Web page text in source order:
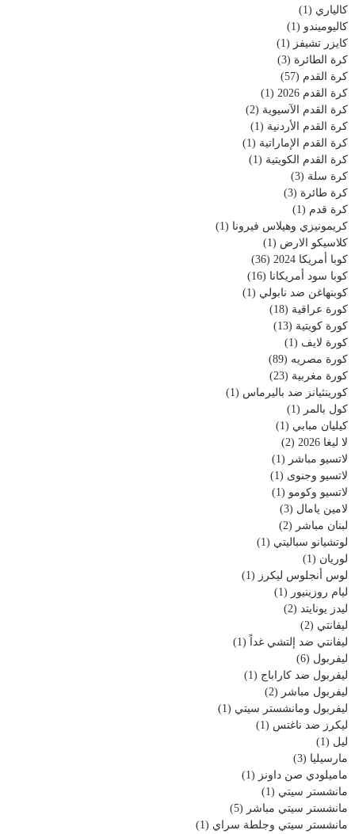
كالياري (1)
كاليوميندو (1)
كايزر تشيفز (1)
كرة الطائرة (3)
كرة القدم (57)
كرة القدم 2026
(1)
كرة القدم الآسيوية (2)
كرة القدم الأردنية (1)
كرة القدم الإماراتية (1)
كرة القدم الكويتية (1)
كرة سلة (3)
كرة طائرة (3)
كرة قدم (1)
كريمونيزي وهيلاس فيرونا (1)
كلاسيكو الارض (1)
كوبا أمريكا 2024
(36)
كوبا سود أمريكانا (16)
كوبنهاغن ضد نابولي (1)
كورة عراقية (18)
كورة كويتية (13)
كورة لايف (1)
كورة مصريه (89)
كورة مغربية (23)
كورينثيانز ضد باليرماس (1)
كول بالمر (1)
كيليان مبابي (1)
لا ليغا 2026
(2)
لاتسيو مباشر (1)
لاتسيو وجنوى (1)
لاتسيو وكومو (1)
لامين يامال (3)
لبنان مباشر (2)
لوتشيانو سباليتي (1)
لوريان (1)
لوس أنجلوس ليكرز (1)
ليام روزينيور (1)
ليدز يونايتد (2)
ليفانتي (2)
ليفانتي ضد إلتشي غداً (1)
ليفربول (6)
ليفربول ضد كاراباج (1)
ليفربول مباشر (2)
ليفربول ومانشستر سيتي (1)
ليكرز ضد ناغتس (1)
ليل (1)
مارسيليا (3)
ماميلودي صن داونز (1)
مانشستر سيتي (1)
مانشستر سيتي مباشر (5)
مانشستر سيتي وجلطة سراي (1)